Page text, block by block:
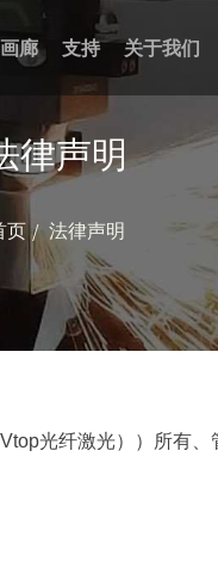
画廊 支持 关于我们
律声明
页 法律声明
光纤激光））所有